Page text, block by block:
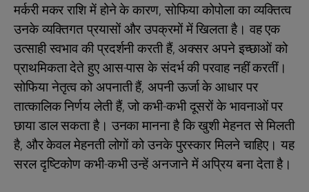
मर्करी मकर राशि में होने के कारण, सोफिया कोपोला का व्यक्तित्व
उनके व्यक्तिगत प्रयासों और उपक्रमों में खिलता है। वह एक
उत्साही स्वभाव की प्रदर्शनी करती हैं, अक्सर अपने इच्छाओं को
प्राथमिकता देते हुए आस-पास के संदर्भ की परवाह नहीं करतीं।
सोफिया नेतृत्व को अपनाती हैं, अपनी ऊर्जा के आधार पर
तात्कालिक निर्णय लेती हैं, जो कभी-कभी दूसरों के भावनाओं पर
छाया डाल सकता है। उनका मानना है कि खुशी मेहनत से मिलती
है, और केवल मेहनती लोगों को उनके पुरस्कार मिलने चाहिए। यह
सरल दृष्टिकोण कभी-कभी उन्हें अनजाने में अप्रिय बना देता है।